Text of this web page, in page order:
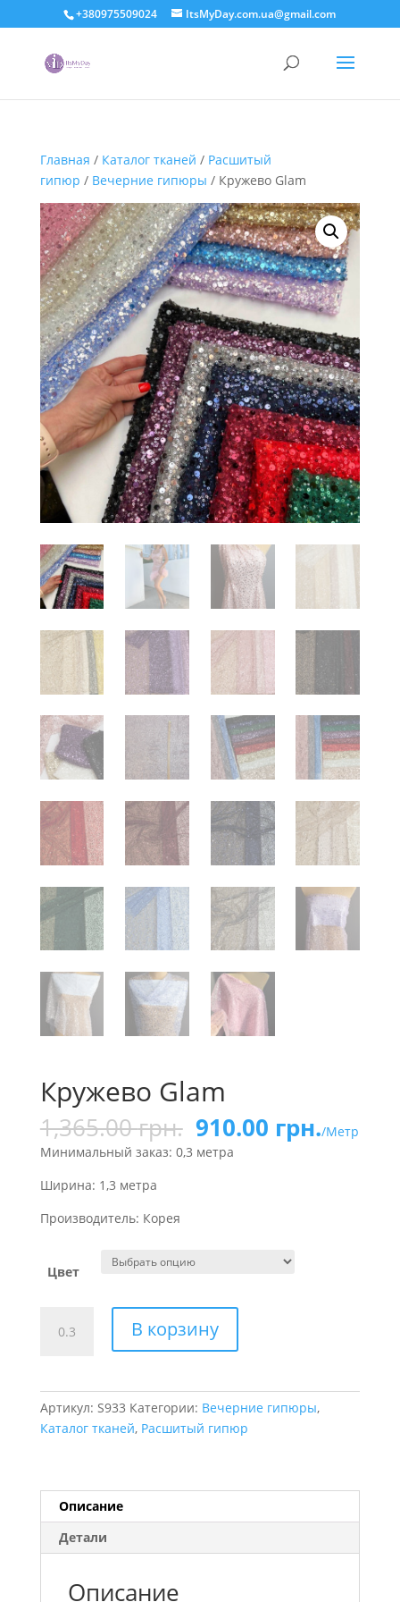
+380975509024 ItsMyDay.com.ua@gmail.com
Главная / Каталог тканей / Расшитый
гипюр / Вечерние гипюры / Кружево Glam
Кружево Glam
1,365.00грн. 910.00 грн./Метр
Минимальный заказ: 0,3 метра
Ширина: 1,3 метра
Производитель: Корея
Цвет
товара
В корзину
Артикул: S933 Категории: Вечерние гипюры,
Каталог тканей, Расшитый гипюр
Описание
Детали
Описание